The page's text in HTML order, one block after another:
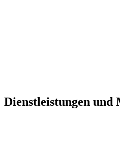
Dienstleistungen